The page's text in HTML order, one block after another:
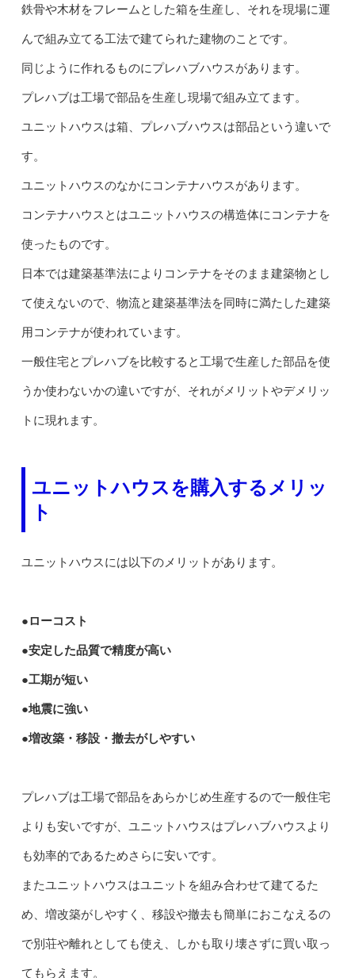
鉄骨や木材をフレームとした箱を生産し、それを現場に運
んで組み立てる工法で建てられた建物のことです。
同じように作れるものにプレハブハウスがあります。
プレハブは工場で部品を生産し現場で組み立てます。
ユニットハウスは箱、プレハブハウスは部品という違いで
す。
ユニットハウスのなかにコンテナハウスがあります。
コンテナハウスとはユニットハウスの構造体にコンテナを
使ったものです。
日本では建築基準法によりコンテナをそのまま建築物とし
て使えないので、物流と建築基準法を同時に満たした建築
用コンテナが使われています。
一般住宅とプレハブを比較すると工場で生産した部品を使
うか使わないかの違いですが、それがメリットやデメリッ
トに現れます。
ユニットハウスを購入するメリッ
ト
ユニットハウスには以下のメリットがあります。
●ローコスト
●安定した品質で精度が高い
●工期が短い
●地震に強い
●増改築・移設・撤去がしやすい
プレハブは工場で部品をあらかじめ生産するので一般住宅
よりも安いですが、ユニットハウスはプレハブハウスより
も効率的であるためさらに安いです。
またユニットハウスはユニットを組み合わせて建てるた
め、増改築がしやすく、移設や撤去も簡単におこなえるの
で別荘や離れとしても使え、しかも取り壊さずに買い取っ
てもらえます。